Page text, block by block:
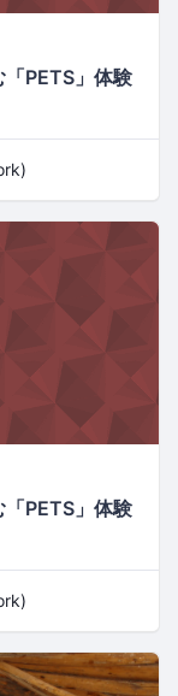
PETS」体験
PETS」体験